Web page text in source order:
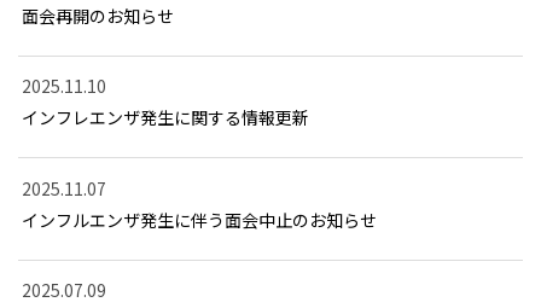
面会再開のお知らせ
2025.11.10
インフレエンザ発生に関する情報更新
2025.11.07
インフルエンザ発生に伴う面会中止のお知らせ
2025.07.09